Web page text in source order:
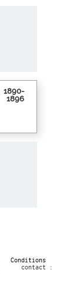
1890-
1896
Conditions
contact :